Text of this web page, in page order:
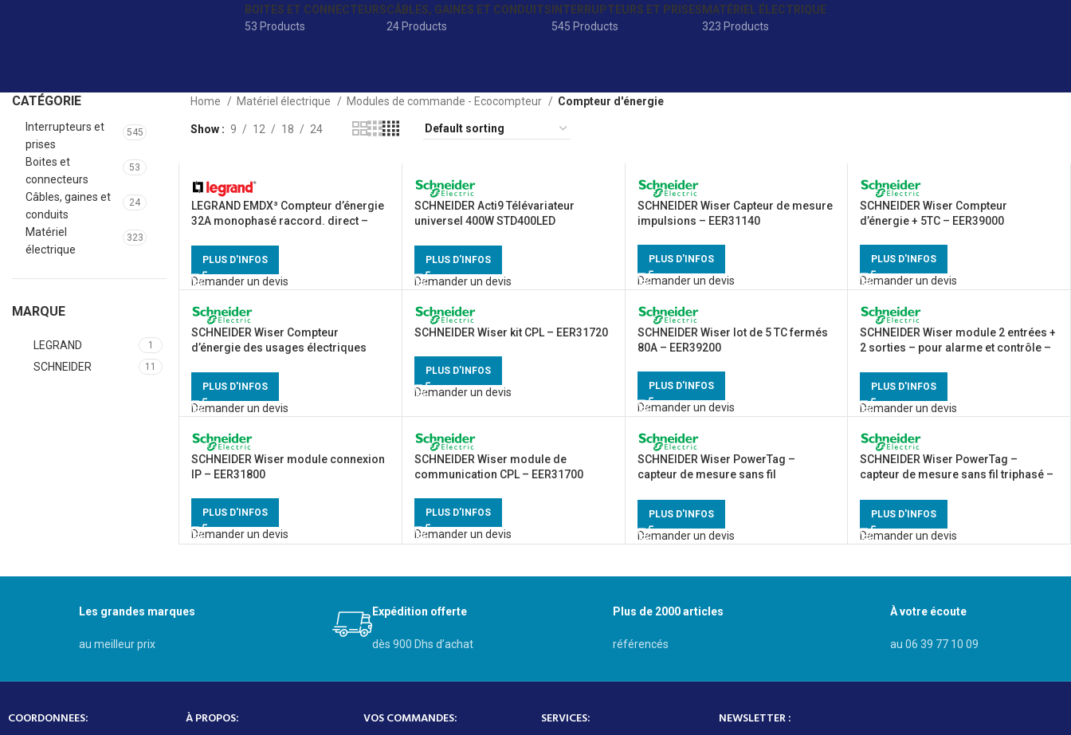
BOITES ET CONNECTEURS
53 Products
CÂBLES, GAINES ET CONDUITS
24 Products
INTERRUPTEURS ET PRISES
545 Products
MATÉRIEL ÉLECTRIQUE
323 Products
CATÉGORIE
Interrupteurs et
prises
545
Boites et
connecteurs
53
Câbles, gaines et
conduits
24
Matériel
électrique
323
MARQUE
LEGRAND 1
SCHNEIDER 11
Home Matériel électrique Modules de commande - Ecocompteur Compteur d'énergie
Show 9 12 18 24
LEGRAND EMDX³ Compteur d’énergie
32A monophasé raccord. direct –
PLUS D'INFOS
Demander un devis
SCHNEIDER Acti9 Télévariateur
universel 400W STD400LED
PLUS D'INFOS
Demander un devis
SCHNEIDER Wiser Capteur de mesure
impulsions – EER31140
PLUS D'INFOS
Demander un devis
SCHNEIDER Wiser Compteur
d’énergie + 5TC – EER39000
PLUS D'INFOS
Demander un devis
SCHNEIDER Wiser Compteur
d’énergie des usages électriques
PLUS D'INFOS
Demander un devis
SCHNEIDER Wiser kit CPL – EER31720
PLUS D'INFOS
Demander un devis
SCHNEIDER Wiser lot de 5 TC fermés
80A – EER39200
PLUS D'INFOS
Demander un devis
SCHNEIDER Wiser module 2 entrées +
2 sorties – pour alarme et contrôle –
PLUS D'INFOS
Demander un devis
SCHNEIDER Wiser module connexion
IP – EER31800
PLUS D'INFOS
Demander un devis
SCHNEIDER Wiser module de
communication CPL – EER31700
PLUS D'INFOS
Demander un devis
SCHNEIDER Wiser PowerTag –
capteur de mesure sans fil
PLUS D'INFOS
Demander un devis
SCHNEIDER Wiser PowerTag –
capteur de mesure sans fil triphasé –
PLUS D'INFOS
Demander un devis
Les grandes marques
au meilleur prix
Expédition offerte
dès 900 Dhs d’achat
Plus de 2000 articles
référencés
À votre écoute
au 06 39 77 10 09
COORDONNEES: À PROPOS: VOS COMMANDES: SERVICES:
NEWSLETTER :